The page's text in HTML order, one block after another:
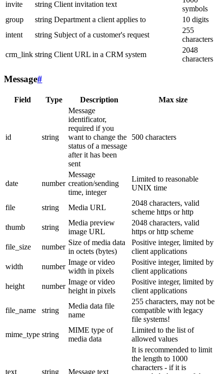
invite
string Client invitation text
symbols
group
string Department a client applies to
10 digits
intent
string Subject of a customer's request
255
characters
crm_link string Client URL in a CRM system
2048
characters
Message#
Field Type Description Max size
id string
Message
identificator,
required if you
want to change the
status of a message
after it has been
sent
500 characters
date number
Message
creation/sending
time, integer
Limited to reasonable
UNIX time
file string Media URL
2048 characters, valid
scheme https or http
thumb
string
Media preview
image URL
2048 characters, valid
https or http scheme
file_size
number
Size of media data
in octets (bytes)
Positive integer, limited by
client applications
width
number
Image or video
width in pixels
Positive integer, limited by
client applications
height
number
Image or video
height in pixels
Positive integer, limited by
client applications
file_name string
Media data file
name
255 characters, may not be
compatible with legacy
file systems!
mime_type string
MIME type of
media data
Limited to the list of
allowed values
text string Message text
It is recommended to limit
the length to 1000
characters - if it is